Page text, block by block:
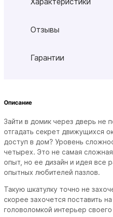
Отзывы
Гарантии
Описание
Зайти в домик через дверь не
отгадать секрет движущихся
доступ в дом? Уровень
четырех. Это не самая сложная
опыт, но ее дизайн и идея все
опытных любителей пазлов.
Такую шкатулку точно не
скорее захочется поставить
головоломкой интерьер